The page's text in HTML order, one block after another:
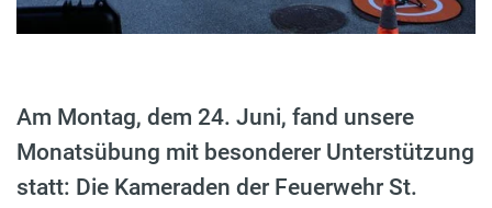
Am Montag, dem 24. Juni, fand unsere
Monatsübung mit besonderer Unterstützung
statt: Die Kameraden der Feuerwehr St.